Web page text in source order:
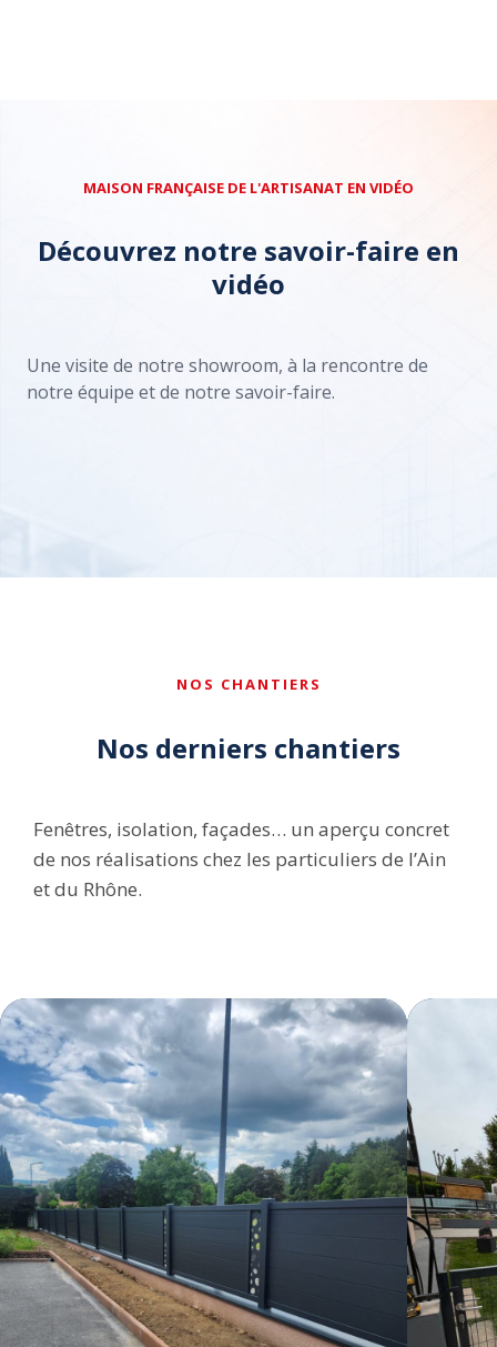
MAISON FRANÇAISE DE L'ARTISANAT EN VIDÉO
Découvrez notre savoir-faire en
vidéo
Une visite de notre showroom, à la rencontre de
notre équipe et de notre savoir-faire.
Accepter les cookies pour voir la vidéo
NOS CHANTIERS
Nos derniers chantiers
Fenêtres, isolation, façades… un aperçu concret
de nos réalisations chez les particuliers de l’Ain
et du Rhône.